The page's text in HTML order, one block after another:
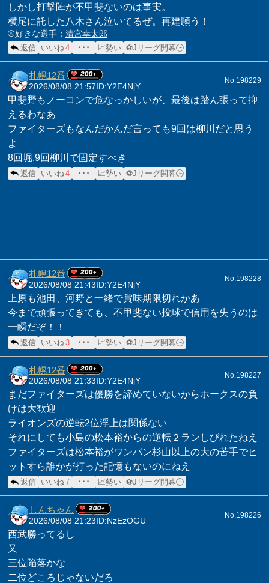
しかし打撃陣が不甲斐ないのは事実。
横尾に託した八木さん泣いてるぜ。再建願う！
⚾️好きな選手： 清宮幸太郎
返信 いいね 4 ･･･ 📈勢い ⚽Jリーグ開幕🕒
札幌12番
2026/08/08 21:57 ID:Y2E4NjY
No.198229
甲斐野もノーコンで危なっかしいが、最後は踏ん張って抑
えるわなあ
ファイターズもなんだかんだ言っても9回は柳川だと思う
よ
8回堀.9回柳川で固定すべき
返信 いいね 4 ･･･ 📈勢い ⚽Jリーグ開幕🕒
札幌12番
2026/08/08 21:43ID:Y2E4NjY
No.198228
上原も池田、河野と一緒で賞味期限切れかあ
今まで頑張ってきても、不甲斐ない投球で信用を失うのは
一瞬だぞ！！
返信 いいね 3 ･･･ 📈勢い ⚽Jリーグ開幕🕒
札幌12番
2026/08/08 21:33 ID:Y2E4NjY
No.198227
まだファイターズは優勝を諦めていないからホークスの負
けは大歓迎
ライオンズの逆転2位浮上は関係ない
それにしても小島の松本裕からの逆転２ランしびれたねえ
ファイターズは松本裕がワンバン杉山以上の大の苦手でヒ
ットすら誰かが打った記憶もないのにねえ
返信 いいね7 ･･･ 📈勢い ⚽Jリーグ開幕🕒
しんちゃん
2026/08/08 21:23 ID:NzEzOGU
No.198226
西武勝ってるし
又
三位陥落かな
二位どころじゃないだろ